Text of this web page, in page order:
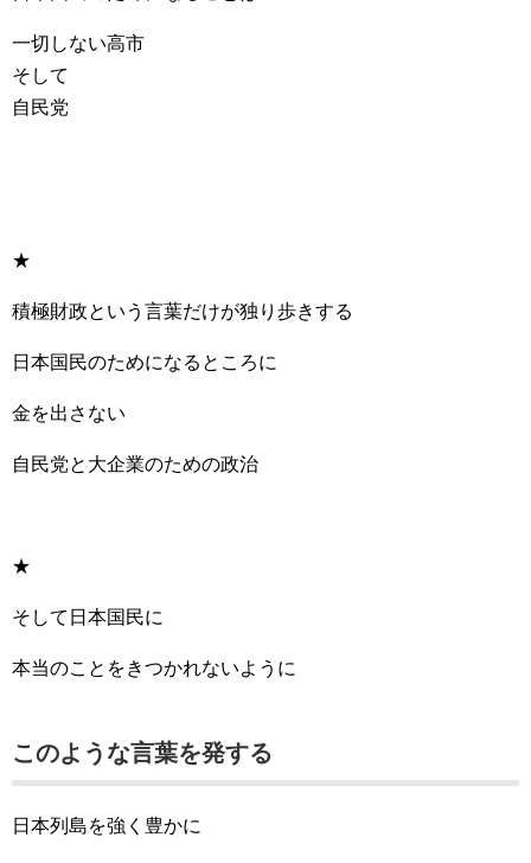
一切しない高市
そして
自民党
★
積極財政という言葉だけが独り歩きする
日本国民のためになるところに
金を出さない
自民党と大企業のための政治
★
そして日本国民に
本当のことをきつかれないように
このような言葉を発する
日本列島を強く豊かに